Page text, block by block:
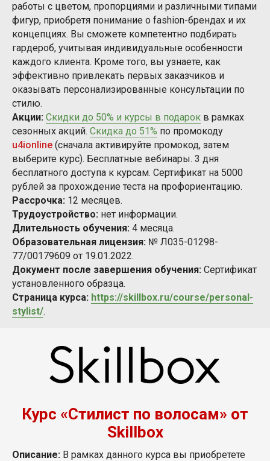
работы с цветом, пропорциями и различными типами
фигур, приобретя понимание о fashion-брендах и их
концепциях. Вы сможете компетентно подбирать
гардероб, учитывая индивидуальные особенности
каждого клиента. Кроме того, вы узнаете, как
эффективно привлекать первых заказчиков и
оказывать персонализированные консультации по
стилю.
Акции: Скидки до 50% и курсы в подарок в рамках
сезонных акций. Скидка до 51% по промокоду
u4ionline (сначала активируйте промокод, затем
выберите курс). Бесплатные вебинары. 3 дня
бесплатного доступа к курсам. Сертификат на 5000
рублей за прохождение теста на профориентацию.
Рассрочка: 12 месяцев.
Трудоустройство: нет информации.
Длительность обучения: 4 месяца.
Образовательная лицензия: № Л035-01298-
77/00179609 от 19.01.2022.
Документ после завершения обучения: Сертификат
установленного образца.
Страница курса: https://skillbox.ru/course/personal-
stylist/.
Курс «Стилист по волосам» от
Skillbox
Описание: В рамках данного курса вы приобретете